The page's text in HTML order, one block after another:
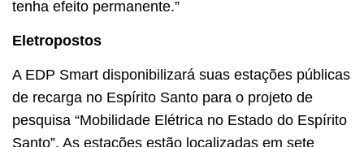
tenha efeito permanente.”
Eletropostos
A EDP Smart disponibilizará suas estações públicas
de recarga no Espírito Santo para o projeto de
pesquisa “Mobilidade Elétrica no Estado do Espírito
Santo”. As estações estão localizadas em sete